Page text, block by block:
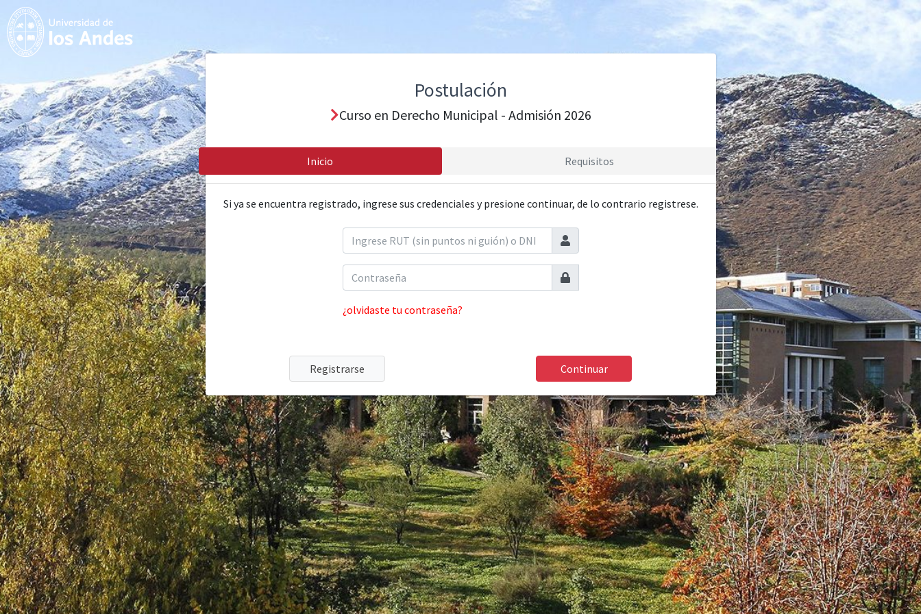
Postulación
Curso en Derecho Municipal - Admisión 2026
Inicio Requisitos
Si ya se encuentra registrado, ingrese sus credenciales y presione continuar, de lo contrario registrese.
¿olvidaste tu contraseña?
Registrarse Continuar